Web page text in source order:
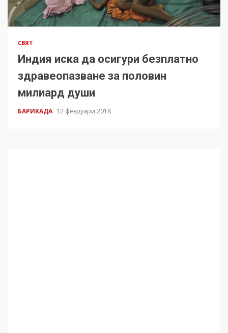
СВЯТ
Индия иска да осигури безплатно
здравеопазване за половин
милиард души
БАРИКАДА 12 февруари 2018